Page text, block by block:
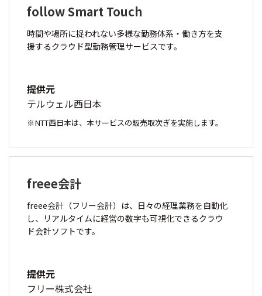
follow Smart Touch
時間や場所に捉われない多様な勤務体系・働き方を支
援するクラウド型勤務管理サービスです。
提供元
テルウェル西日本
NTT西日本は、本サービスの販売取次ぎを実施します。
freee会計
freee会計（フリー会計）は、日々の経理業務を自動化
し、リアルタイムに経営の数字も可視化できるクラウ
ド会計ソフトです。
提供元
フリー株式会社